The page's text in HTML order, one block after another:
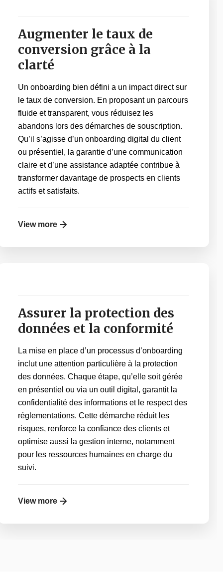
Augmenter le taux de
conversion grâce à la
clarté
Un onboarding bien défini a un impact direct sur
le taux de conversion. En proposant un parcours
fluide et transparent, vous réduisez les
abandons lors des démarches de souscription.
Qu’il s’agisse d’un onboarding digital du client
ou présentiel, la garantie d’une communication
claire et d’une assistance adaptée contribue à
transformer davantage de prospects en clients
actifs et satisfaits.
View more
Assurer la protection des
données et la conformité
La mise en place d’un processus d’onboarding
inclut une attention particulière à la protection
des données. Chaque étape, qu’elle soit gérée
en présentiel ou via un outil digital, garantit la
confidentialité des informations et le respect des
réglementations. Cette démarche réduit les
risques, renforce la confiance des clients et
optimise aussi la gestion interne, notamment
pour les ressources humaines en charge du
suivi.
View more